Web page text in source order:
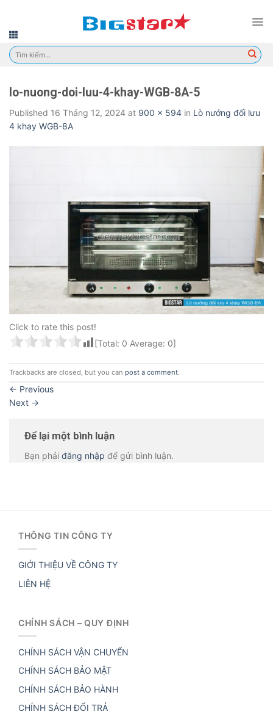
content
Tìm
kiếm:
lo-nuong-doi-luu-4-khay-WGB-8A-5
Published 16 Tháng 12, 2024 at 900 × 594 in Lò nướng đối lưu
4 khay WGB-8A
Click to rate this post!
[Total: 0 Average: 0]
Trackbacks are closed, but you can post a comment.
← Previous
Next →
Để lại một bình luận
Bạn phải đăng nhập để gửi bình luận.
THÔNG TIN CÔNG TY
GIỚI THIỆU VỀ CÔNG TY
LIÊN HỆ
CHÍNH SÁCH – QUY ĐỊNH
CHÍNH SÁCH VẬN CHUYỂN
CHÍNH SÁCH BẢO MẬT
CHÍNH SÁCH BẢO HÀNH
CHÍNH SÁCH ĐỔI TRẢ